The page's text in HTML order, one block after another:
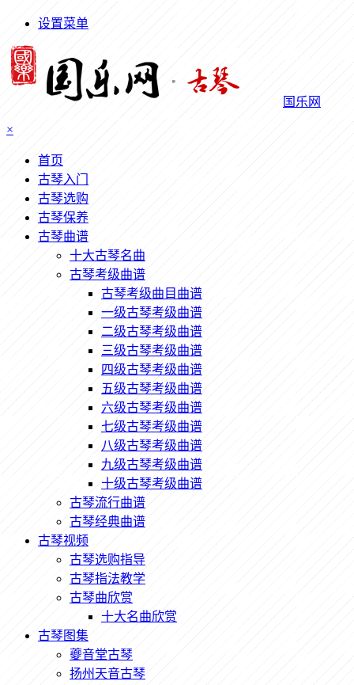
设置菜单
国乐网
×
首页
古琴入门
古琴选购
古琴保养
古琴曲谱
十大古琴名曲
古琴考级曲谱
古琴考级曲目曲谱
一级古琴考级曲谱
二级古琴考级曲谱
三级古琴考级曲谱
四级古琴考级曲谱
五级古琴考级曲谱
六级古琴考级曲谱
七级古琴考级曲谱
八级古琴考级曲谱
九级古琴考级曲谱
十级古琴考级曲谱
古琴流行曲谱
古琴经典曲谱
古琴视频
古琴选购指导
古琴指法教学
古琴曲欣赏
十大名曲欣赏
古琴图集
夔音堂古琴
扬州天音古琴